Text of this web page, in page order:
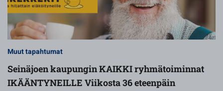
Muut tapahtumat
Seinäjoen kaupungin KAIKKI ryhmätoiminnat
IKÄÄNTYNEILLE Viikosta 36 eteenpäin